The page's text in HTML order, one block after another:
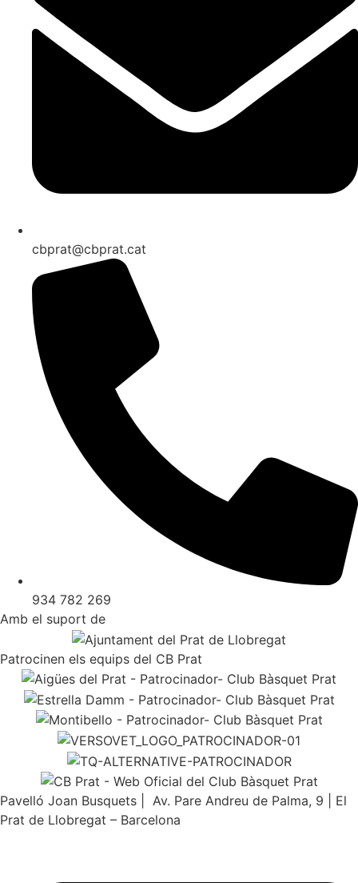
cbprat@cbprat.cat
934 782 269
Amb el suport de
Patrocinen els equips del CB Prat
Pavelló Joan Busquets | Av. Pare Andreu de Palma, 9 | El
Prat de Llobregat – Barcelona